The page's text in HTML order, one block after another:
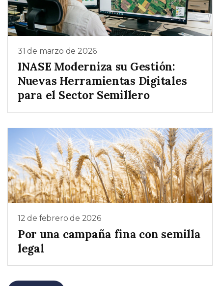
31 de marzo de 2026
INASE Moderniza su Gestión:
Nuevas Herramientas Digitales
para el Sector Semillero
12 de febrero de 2026
Por una campaña fina con semilla
legal